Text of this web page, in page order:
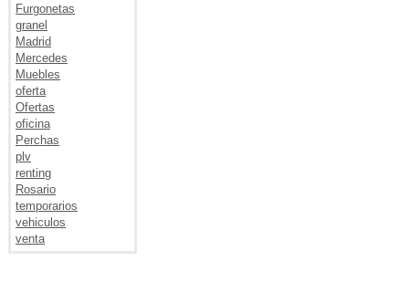
Furgonetas
granel
Madrid
Mercedes
Muebles
oferta
Ofertas
oficina
Perchas
plv
renting
Rosario
temporarios
vehiculos
venta